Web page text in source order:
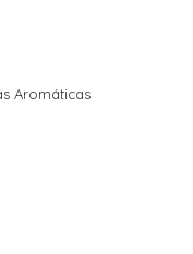
Aromáticas